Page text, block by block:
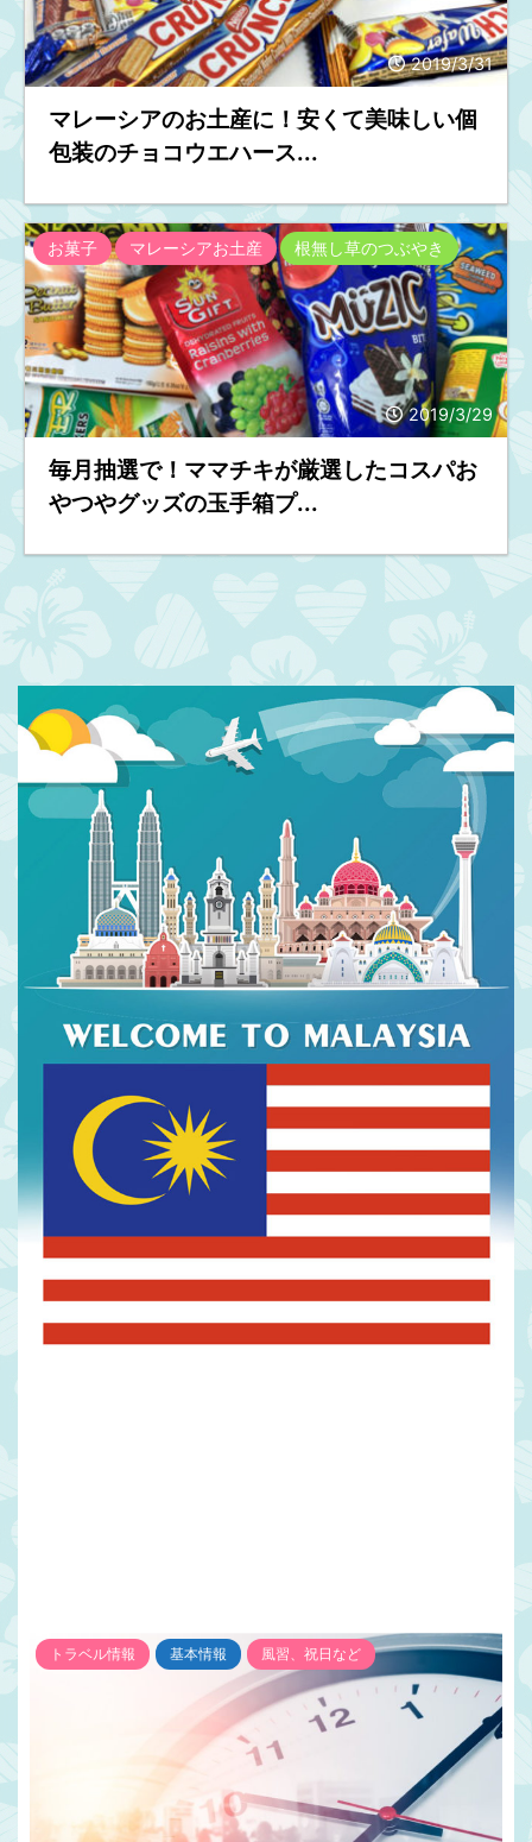
2019/3/31
マレーシアのお土産に！安くて美味しい個
包装のチョコウエハース...
2019/3/29
お菓子 マレーシアお土産 根無し草のつぶやき
毎月抽選で！ママチキが厳選したコスパお
やつやグッズの玉手箱プ...
トラベル情報 基本情報 風習、祝日など